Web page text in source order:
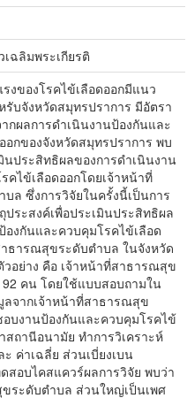
ฉลิมพระเกียรติ
งของโรคไข้เลือดออกมีแนว
บจังหวัดสมุทรปราการ มีอัตรา
กผลการดำเนินงานป้องกันและ
อกของจังหวัดสมุทรปราการ พบ
นประสิทธิผลของการดำเนินงาน
คไข้เลือดออกโดยเจ้าหน้าที่
ล ซึ่งการวิจัยในครั้งนี้เป็นการ
ประสงค์เพื่อประเมินประสิทธิผล
องกันและควบคุมโรคไข้เลือด
ธารณสุขระดับตำบล ในจังหวัด
อย่าง คือ เจ้าหน้าที่สาธารณสุข
คน โดยใช้แบบสอบถามใน
ลจากเจ้าหน้าที่สาธารณสุข
บงานป้องกันและควบคุมโรคไข้
สถานีอนามัย ทำการวิเคราะห์
ค่าเฉลี่ย ส่วนเบี่ยงเบน
สอบไคสแควร์ผลการวิจัย พบว่า
ระดับตำบล ส่วนใหญ่เป็นเพศ